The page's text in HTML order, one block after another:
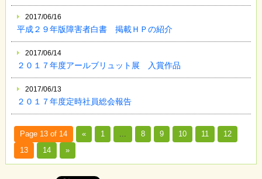
2017/06/16
平成２９年版障害者白書 掲載ＨＰの紹介
2017/06/14
２０１７年度アールブリュット展 入賞作品
2017/06/13
２０１７年度定時社員総会報告
Page 13 of 14 « 1 ... 8 9 10 11
12
13
14 »